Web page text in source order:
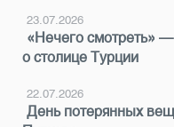
23.07.2026
«Нечего смотреть»
о столице Турции
22.07.2026
День потерянных